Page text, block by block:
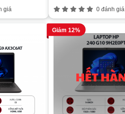
giá
0 đánh giá
Giảm 12%